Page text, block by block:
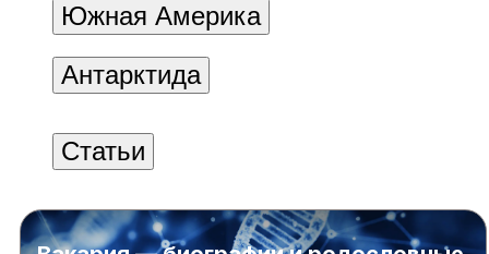
Южная Америка
Антарктида
Статьи